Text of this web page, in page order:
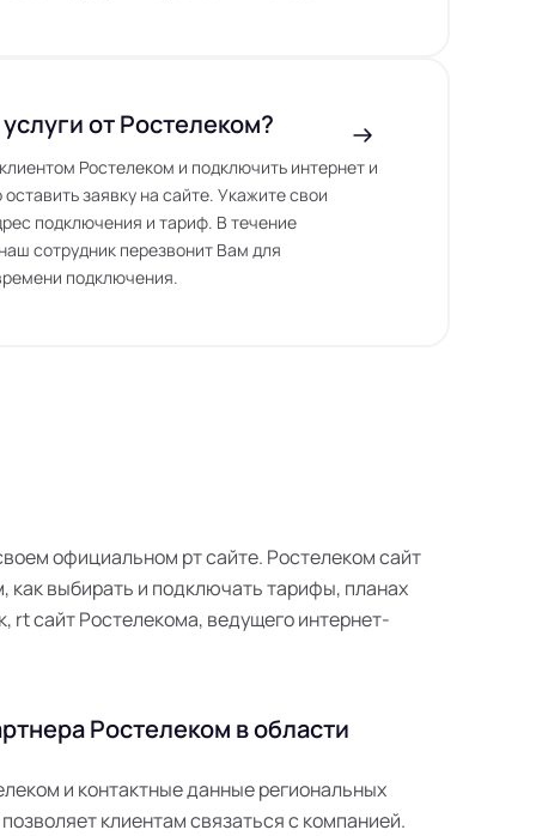
от Ростелеком?
Ростелеком и подключить интернет и
заявку на сайте. Укажите свои
подключения и тариф. В течение
сотрудник перезвонит Вам для
подключения.
официальном рт сайте. Ростелеком сайт
выбирать и подключать тарифы, планах
rt сайт Ростелекома, ведущего интернет-
Ростелеком в области
и контактные данные региональных
клиентам связаться с компанией.